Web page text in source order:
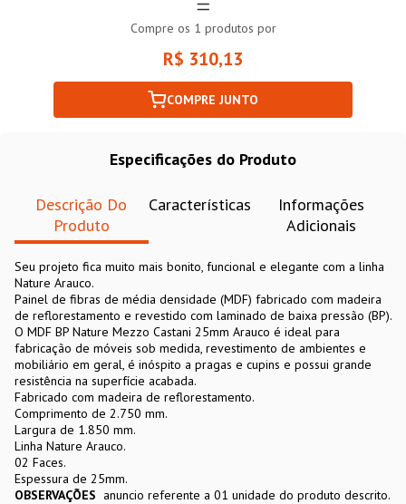
Compre os 1 produtos por
R$ 310,13
COMPRE JUNTO
Especificações do Produto
Descrição Do
Produto
Características
Informações
Adicionais
Seu projeto fica muito mais bonito, funcional e elegante com a linha
Nature Arauco.
Painel de fibras de média densidade (MDF) fabricado com madeira
de reflorestamento e revestido com laminado de baixa pressão (BP).
O MDF BP Nature Mezzo Castani 25mm Arauco é ideal para
fabricação de móveis sob medida, revestimento de ambientes e
mobiliário em geral, é inóspito a pragas e cupins e possui grande
resistência na superfície acabada.
Fabricado com madeira de reflorestamento.
Comprimento de 2.750 mm.
Largura de 1.850 mm.
Linha Nature Arauco.
02 Faces.
Espessura de 25mm.
OBSERVAÇÕES anuncio referente a 01 unidade do produto descrito.